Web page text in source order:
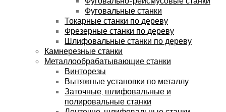
Фуговальные станки
Токарные станки по дереву
Фрезерные станки по дереву
Шлифовальные станки по дереву
Камнерезные станки
Металлообрабатывающие станки
Винторезы
Вытяжные установки по металлу
Заточные, шлифовальные и
полировальные станки